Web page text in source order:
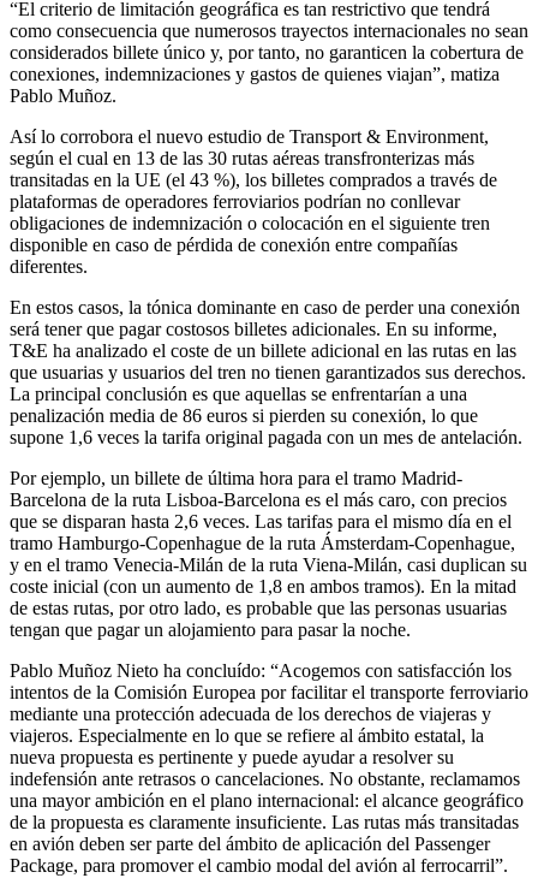
“El criterio de limitación geográfica es tan restrictivo que tendrá
como consecuencia que numerosos trayectos internacionales no sean
considerados billete único y, por tanto, no garanticen la cobertura de
conexiones, indemnizaciones y gastos de quienes viajan”, matiza
Pablo Muñoz.
Así lo corrobora el nuevo estudio de Transport & Environment,
según el cual en 13 de las 30 rutas aéreas transfronterizas más
transitadas en la UE (el 43 %), los billetes comprados a través de
plataformas de operadores ferroviarios podrían no conllevar
obligaciones de indemnización o colocación en el siguiente tren
disponible en caso de pérdida de conexión entre compañías
diferentes.
En estos casos, la tónica dominante en caso de perder una conexión
será tener que pagar costosos billetes adicionales. En su informe,
T&E ha analizado el coste de un billete adicional en las rutas en las
que usuarias y usuarios del tren no tienen garantizados sus derechos.
La principal conclusión es que aquellas se enfrentarían a una
penalización media de 86 euros si pierden su conexión, lo que
supone 1,6 veces la tarifa original pagada con un mes de antelación.
Por ejemplo, un billete de última hora para el tramo Madrid-
Barcelona de la ruta Lisboa-Barcelona es el más caro, con precios
que se disparan hasta 2,6 veces. Las tarifas para el mismo día en el
tramo Hamburgo-Copenhague de la ruta Ámsterdam-Copenhague,
y en el tramo Venecia-Milán de la ruta Viena-Milán, casi duplican su
coste inicial (con un aumento de 1,8 en ambos tramos). En la mitad
de estas rutas, por otro lado, es probable que las personas usuarias
tengan que pagar un alojamiento para pasar la noche.
Pablo Muñoz Nieto ha concluído: “Acogemos con satisfacción los
intentos de la Comisión Europea por facilitar el transporte ferroviario
mediante una protección adecuada de los derechos de viajeras y
viajeros. Especialmente en lo que se refiere al ámbito estatal, la
nueva propuesta es pertinente y puede ayudar a resolver su
indefensión ante retrasos o cancelaciones. No obstante, reclamamos
una mayor ambición en el plano internacional: el alcance geográfico
de la propuesta es claramente insuficiente. Las rutas más transitadas
en avión deben ser parte del ámbito de aplicación del Passenger
Package, para promover el cambio modal del avión al ferrocarril”.